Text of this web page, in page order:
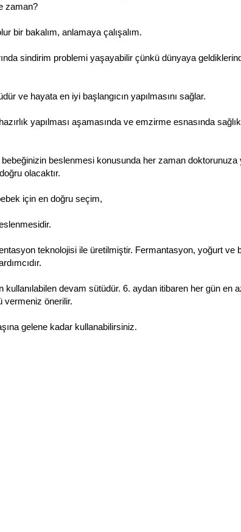
zaman?
bir bakalım, anlamaya çalışalım.
sindirim problemi yaşayabilir çünkü dünyaya
ve hayata en iyi başlangıcın yapılmasını sağlar.
yapılması aşamasında ve emzirme esnasında
beslenmesi konusunda her zaman doktorunuza
olacaktır.
için en doğru seçim,
teknolojisi ile üretilmiştir. Fermantasyon, yoğurt ve
kullanılabilen devam sütüdür. 6. aydan itibaren her gün en
vermeniz önerilir.
gelene kadar kullanabilirsiniz.